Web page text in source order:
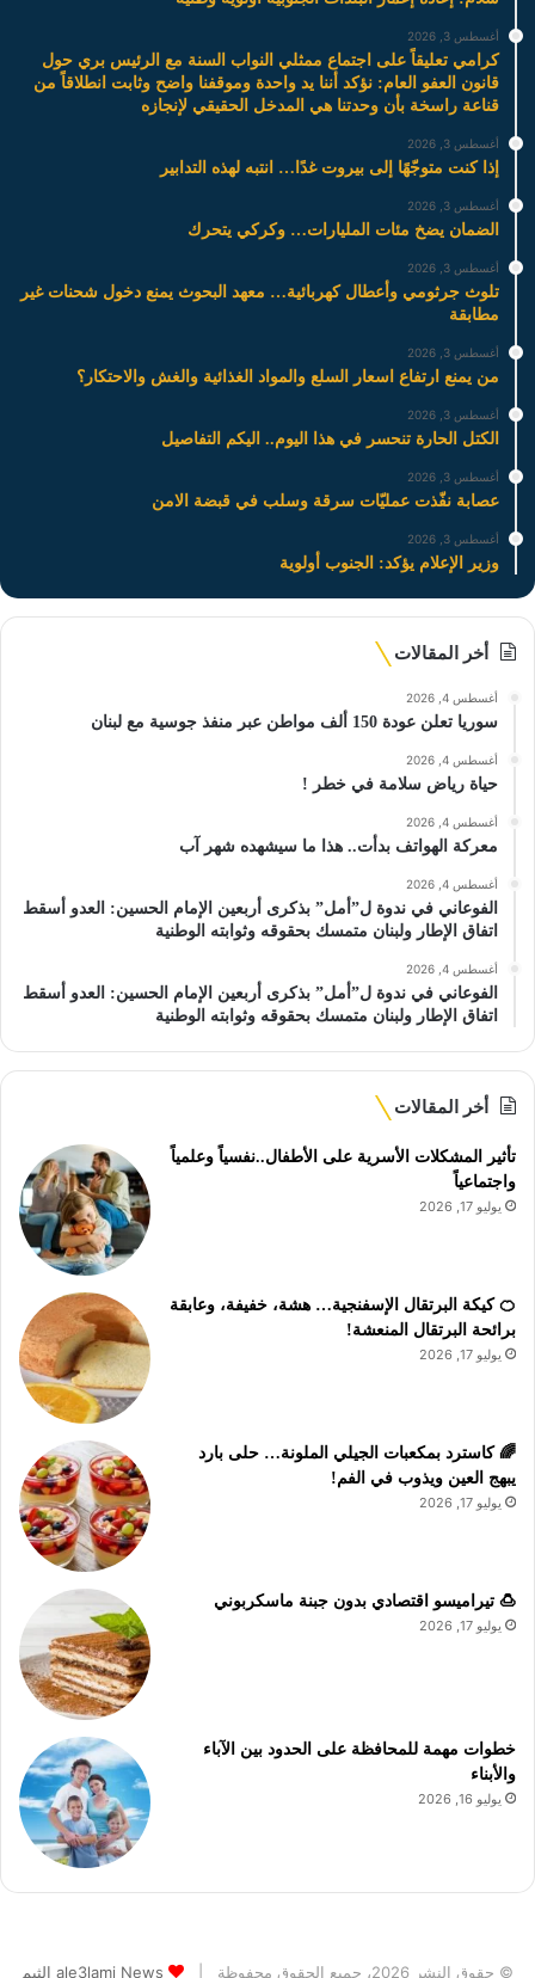
أغسطس 3, 2026
كرامي تعليقاً على اجتماع ممثلي النواب السنة مع الرئيس بري حول
قانون العفو العام: نؤكد أننا يد واحدة وموقفنا واضح وثابت انطلاقاً من
قناعة راسخة بأن وحدتنا هي المدخل الحقيقي لإنجازه
أغسطس 3, 2026
إذا كنت متوجّهًا إلى بيروت غدًا… انتبه لهذه التدابير
أغسطس 3, 2026
الضمان يضخ مئات المليارات… وكركي يتحرك
أغسطس 3, 2026
تلوث جرثومي وأعطال كهربائية… معهد البحوث يمنع دخول شحنات غير
مطابقة
أغسطس 3, 2026
من يمنع ارتفاع اسعار السلع والمواد الغذائية والغش والاحتكار؟
أغسطس 3, 2026
الكتل الحارة تنحسر في هذا اليوم.. اليكم التفاصيل
أغسطس 3, 2026
عصابة نفّذت عمليّات سرقة وسلب في قبضة الامن
أغسطس 3, 2026
وزير الإعلام يؤكد: الجنوب أولوية
أخر المقالات
أغسطس 4, 2026
سوريا تعلن عودة 150 ألف مواطن عبر منفذ جوسية مع لبنان
أغسطس 4, 2026
حياة رياض سلامة في خطر !
أغسطس 4, 2026
معركة الهواتف بدأت.. هذا ما سيشهده شهر آب
أغسطس 4, 2026
الفوعاني في ندوة ل”أمل” بذكرى أربعين الإمام الحسين: العدو أسقط
اتفاق الإطار ولبنان متمسك بحقوقه وثوابته الوطنية
أغسطس 4, 2026
الفوعاني في ندوة ل”أمل” بذكرى أربعين الإمام الحسين: العدو أسقط
اتفاق الإطار ولبنان متمسك بحقوقه وثوابته الوطنية
أخر المقالات
تأثير المشكلات الأسرية على الأطفال..نفسياً وعلمياً
واجتماعياً
يوليو 17, 2026
🍊 كيكة البرتقال الإسفنجية… هشة، خفيفة، وعابقة
برائحة البرتقال المنعشة!
يوليو 17, 2026
🌈 كاسترد بمكعبات الجيلي الملونة… حلى بارد
يبهج العين ويذوب في الفم!
يوليو 17, 2026
🍮 تيراميسو اقتصادي بدون جبنة ماسكربوني
يوليو 17, 2026
خطوات مهمة للمحافظة على الحدود بين الآباء
والأبناء
يوليو 16, 2026
© حقوق النشر 2026، جميع الحقوق محفوظة | ale3lami News الثيم